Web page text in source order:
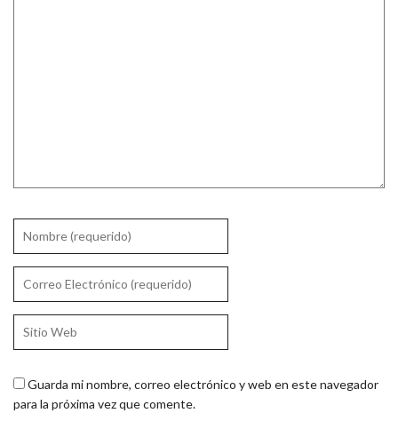
Guarda mi nombre, correo electrónico y web en este navegador
para la próxima vez que comente.